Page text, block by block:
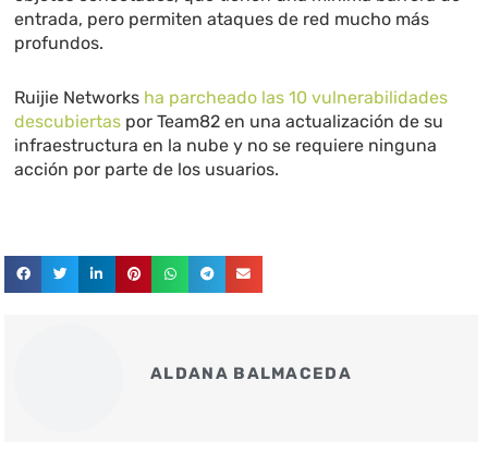
entrada, pero permiten ataques de red mucho más
profundos.
Ruijie Networks ha parcheado las 10 vulnerabilidades
descubiertas por Team82 en una actualización de su
infraestructura en la nube y no se requiere ninguna
acción por parte de los usuarios.
ALDANA BALMACEDA